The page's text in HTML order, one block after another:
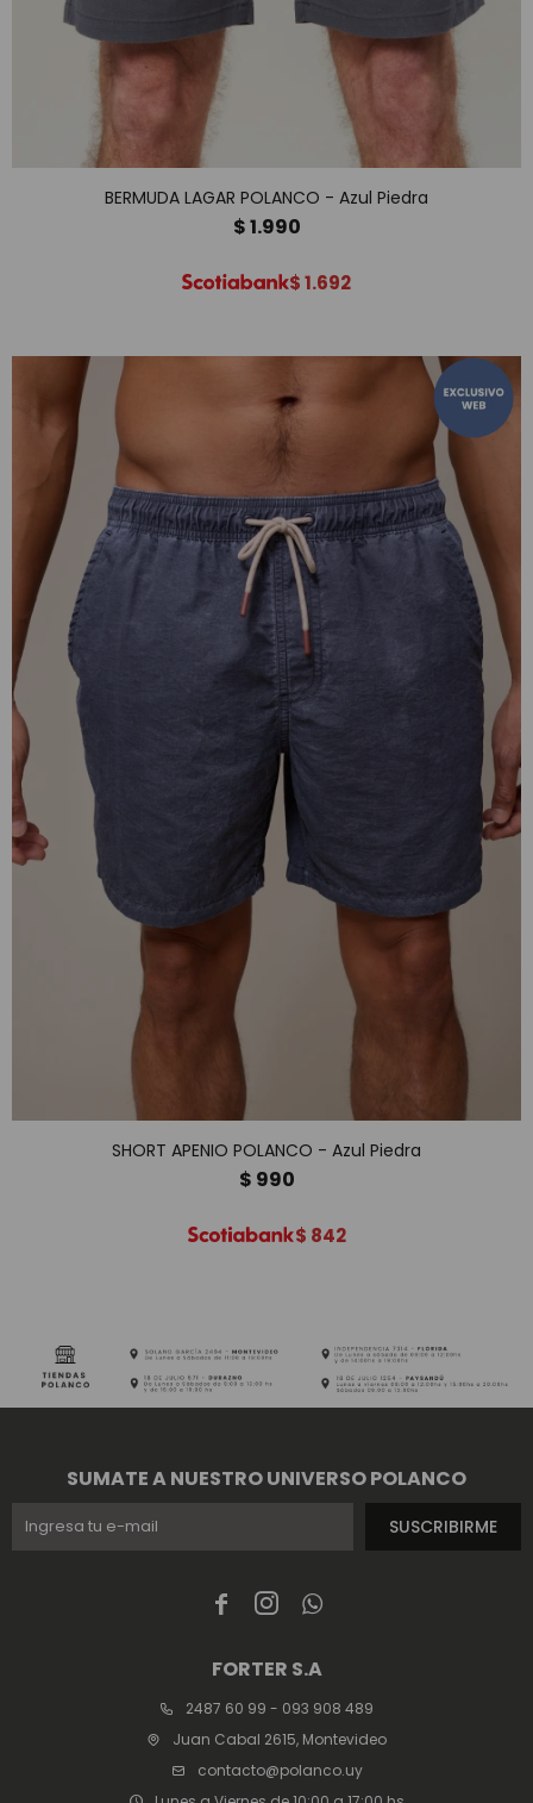
BERMUDA LAGAR POLANCO - Azul Piedra
$1.990
$1.692
SHORT APENIO POLANCO - Azul Piedra
$ 990
$ 842
  
FORTER S.A
2487 60 99 - 093 908 489
Juan Cabal 2615, Montevideo
contacto@polanco.uy
SUMATE A NUESTRO UNIVERSO POLANCO
SUSCRIBIRME